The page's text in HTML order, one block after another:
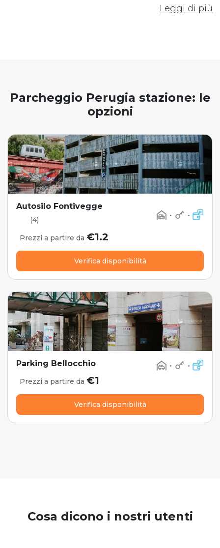
Leggi di più
Parcheggio Perugia stazione: le
opzioni
Autosilo Fontivegge
(4) • •
Prezzi a partire da €1.2
Verifica disponibilità
Parking Bellocchio • •
Prezzi a partire da €1
Verifica disponibilità
Cosa dicono i nostri utenti